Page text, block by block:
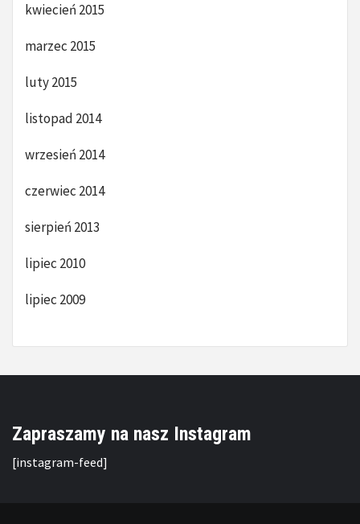
kwiecień 2015
marzec 2015
luty 2015
listopad 2014
wrzesień 2014
czerwiec 2014
sierpień 2013
lipiec 2010
lipiec 2009
Zapraszamy na nasz Instagram
[instagram-feed]